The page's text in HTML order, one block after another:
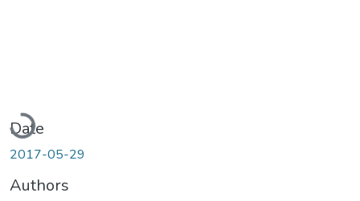
Date
2017-05-29
Authors